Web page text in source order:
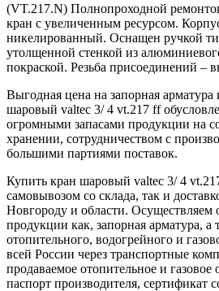
(VT.217.N) Полнопроходной
кран с увеличенным ресурсом.
никелированный. Оснащен ручкой
утолщенной стенкой из
покраской. Резьба присоединений –
Выгодная цена на запорная арматура
шаровый valtec 3/ 4 vt.217 ff
огромными запасами продукции на
хранении, сотрудничеством с
большими партиями поставок.
Купить кран шаровый valtec 3/ 4
самовывозом со склада, так и
Новгороду и области. Осуществляем
продукции как, запорная арматура, а
отопительного, водогрейного и
всей России через транспортные
продаваемое отопительное и
паспорт производителя, сертификат